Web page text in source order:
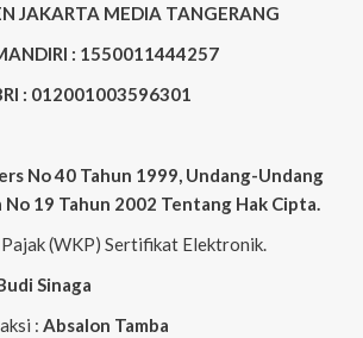
JAKARTA MEDIA TANGERANG
: 1550011444257
: 012001003596301
No 40 Tahun 1999, Undang-Undang
19 Tahun 2002 Tentang Hak Cipta.
(WKP) Sertifikat Elektronik.
Sinaga
: Absalon Tamba